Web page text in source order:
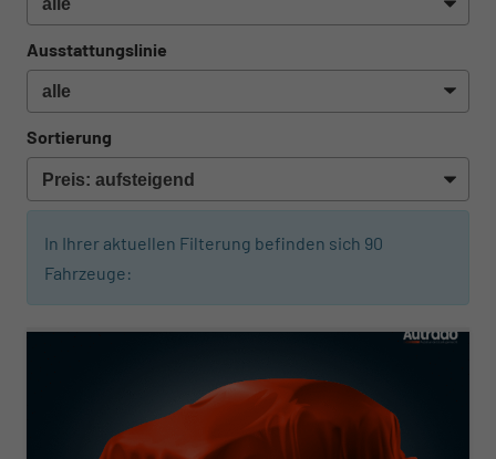
Ausstattungslinie
Sortierung
In Ihrer aktuellen Filterung befinden sich 90
Fahrzeuge:
ab 303,– € mtl.